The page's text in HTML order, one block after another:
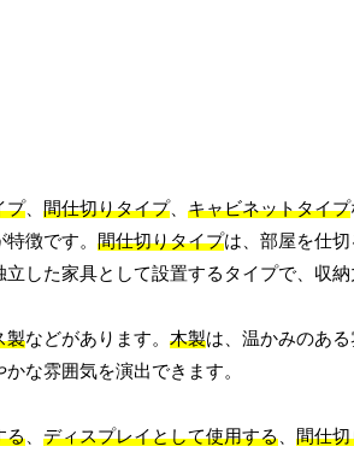
プ、 間仕切りタイプ、 キャビネットタイプ
徴です。 間仕切りタイプは、部屋を仕
立した家具として設置するタイプで、収
製などがあります。 木製は、温かみのある
かな雰囲気を演出できます。
る ディスプレイとして使用する 間仕